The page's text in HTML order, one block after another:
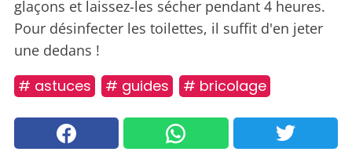
glaçons et laissez-les sécher pendant 4 heures.
Pour désinfecter les toilettes, il suffit d'en jeter
une dedans !
# astuces # guides # bricolage